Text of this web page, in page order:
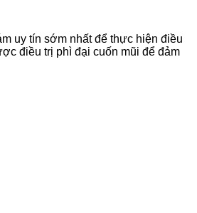
uy tín sớm nhất để thực hiện điều
điều trị phì đại cuốn mũi để đảm